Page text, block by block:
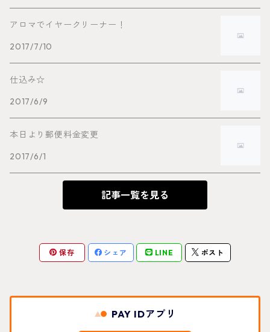
猪
牛
鳥
アロマでイヤークリーナー！
2017/7/10
仕込み☆
2017/6/9
本日より郵便料金変更
2017/6/1
記事一覧を見る
保存 シェア LINE ポスト
PAY IDアプリ